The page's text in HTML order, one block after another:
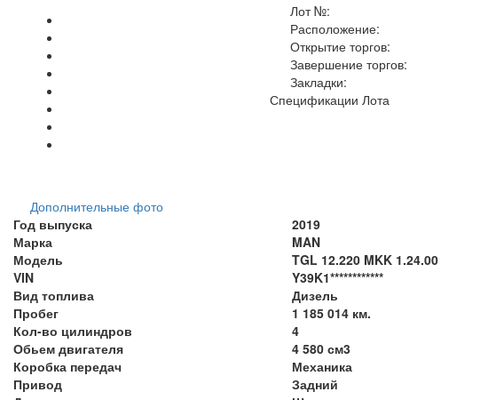
Дополнительные фото
Лот №:
Расположение:
Открытие торгов:
Завершение торгов:
Закладки:
Спецификации Лота
Год выпуска
2019
Марка
MAN
Модель
TGL 12.220 MKK 1.24.00
VIN
Y39K1************
Вид топлива
Дизель
Пробег
1 185 014 км.
Кол-во цилиндров
4
Обьем двигателя
4 580 см3
Коробка передач
Механика
Привод
Задний